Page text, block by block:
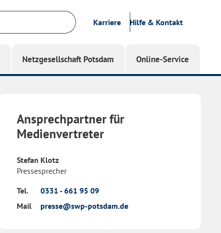
Karriere Hilfe & Kontakt
Netzgesellschaft Potsdam Online-Service
Ansprechpartner für
Medienvertreter
Stefan Klotz
Pressesprecher
Tel.
0331 - 661 95 09
Mail
presse@swp-potsdam.de